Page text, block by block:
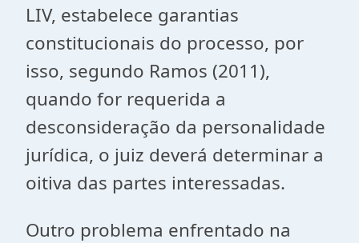
LIV, estabelece garantias
constitucionais do processo, por
isso, segundo Ramos (2011),
quando for requerida a
desconsideração da personalidade
jurídica, o juiz deverá determinar a
oitiva das partes interessadas.
Outro problema enfrentado na